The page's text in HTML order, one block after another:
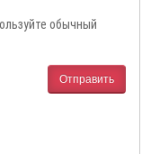
обычный
Отправить